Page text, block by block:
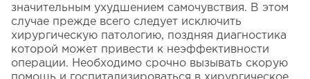
значительным ухудшением самочувствия. В этом
случае прежде всего следует исключить
хирургическую патологию, поздняя диагностика
которой может привести к неэффективности
операции. Необходимо срочно вызывать скорую